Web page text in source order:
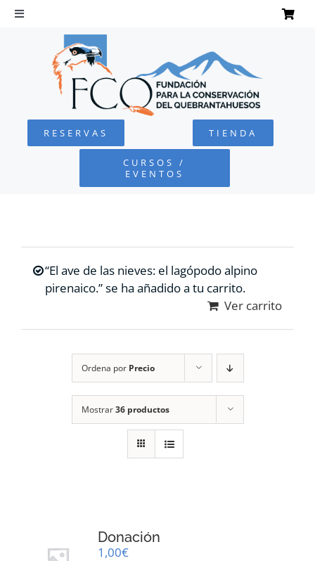
Saltar
Toggle
Navigation
QUEBRANTAHUESOS
FUNDACIÓN
COLABORA
RECURSOS
CONTACTO
RESERVAS TIENDA
CURSOS /
EVENTOS
“El ave de las nieves: el lagópodo alpino
pirenaico.” se ha añadido a tu carrito.
Ver carrito
Ordena por Precio
Mostrar36 productos
Donación
1,00€